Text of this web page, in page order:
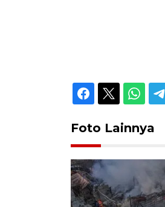
Foto Lainnya